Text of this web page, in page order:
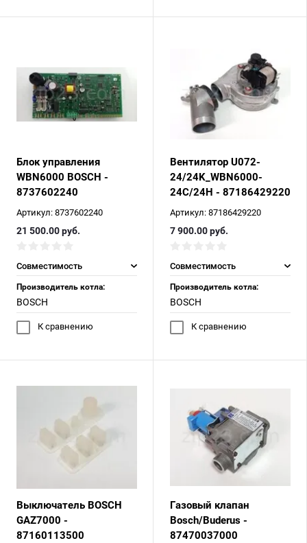
Блок управления
WBN6000 BOSCH -
8737602240
Артикул: 8737602240
21 500.00руб.
Совместимость
Производитель котла:
BOSCH
К сравнению
Вентилятор U072-
24/24K_WBN6000-
24C/24H - 87186429220
Артикул: 87186429220
7 900.00руб.
Совместимость
Производитель котла:
BOSCH
К сравнению
Выключатель BOSCH
GAZ7000 -
87160113500
Газовый клапан
Bosch/Buderus -
87470037000